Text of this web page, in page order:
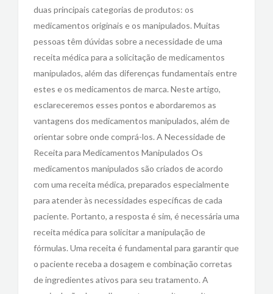
duas principais categorias de produtos: os
medicamentos originais e os manipulados. Muitas
pessoas têm dúvidas sobre a necessidade de uma
receita médica para a solicitação de medicamentos
manipulados, além das diferenças fundamentais entre
estes e os medicamentos de marca. Neste artigo,
esclareceremos esses pontos e abordaremos as
vantagens dos medicamentos manipulados, além de
orientar sobre onde comprá-los. A Necessidade de
Receita para Medicamentos Manipulados Os
medicamentos manipulados são criados de acordo
com uma receita médica, preparados especialmente
para atender às necessidades específicas de cada
paciente. Portanto, a resposta é sim, é necessária uma
receita médica para solicitar a manipulação de
fórmulas. Uma receita é fundamental para garantir que
o paciente receba a dosagem e combinação corretas
de ingredientes ativos para seu tratamento. A